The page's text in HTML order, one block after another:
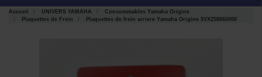
Accueil UNIVERS YAMAHA
Consommables Yamaha Origine
Plaquettes de Frein
Plaquettes de frein arriere Yamaha Origine 5VX258060000